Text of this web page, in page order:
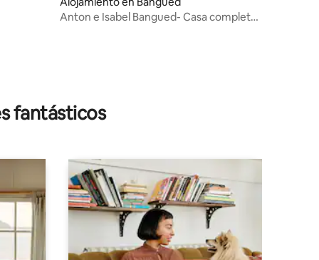
Anton e Isabel Bangued- Casa completa
fantásticos